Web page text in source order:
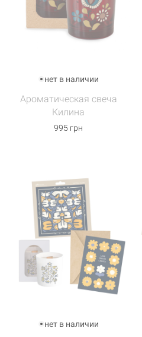
нет в наличии
Ароматическая свеча
Килина
995 грн
нет в наличии